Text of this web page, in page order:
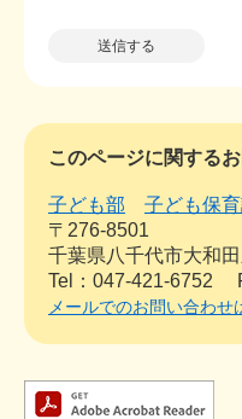
このページに関する
子ども部 子ども保
〒276-8501
千葉県八千代市大和
Tel：047-421-6752
メールでのお問い合わせ